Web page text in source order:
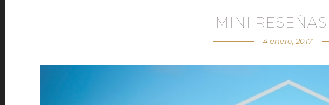
MINI
4 enero, 2017